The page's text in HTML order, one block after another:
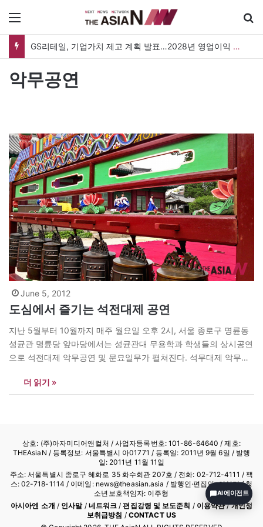
GS리테일, 기업가치 제고 계획 발표…2028년 영업이익 3,800억 원 목표
악무공연
June 5, 2012
도심에서 즐기는 석전대제 공연
지난 5월부터 10월까지 매주 월요일 오후 2시, 서울 종로구 명륜동
성균관 명륜당 앞마당에서는 성균관대 무용학과 학생들의 상시공연
으로 석전대제 악무공연 및 문묘일무가 펼쳐진다. 석무대제 악무공
교문화를 배경으로 한 악무공연이 펼쳐진다. 4일에는 일산의 학내
초등학교 학생 50~60명이 현장체험학습을 나와 한복체험, 우리 예
더 읽기 »
상호: (주)아자미디어앤컬처 /사업자등록번호: 101-86-64640 / 제호:
THEAsiaN / 등록정보: 서울특별시 아01771 / 등록일: 2011년 9월 6일 / 발행
일: 2011년 11월 11일
주소: 서울특별시 종로구 혜화로 35 화수회관 207호 / 전화: 02-712-4111 / 팩
스: 02-718-1114 / 이메일: news@theasian.asia / 발행인·편집인: 이상기 / 청
소년보호책임자: 이주형
아시아엔 소개 / 인사말/ 네트워크 /편집강령 및 보도준칙 / 이용약관/개인정
보취급방침 / CONTACT US
AI 에이전트